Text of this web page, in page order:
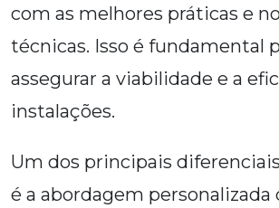
com as melhores práticas e
técnicas. Isso é fundamental
assegurar a viabilidade e a
instalações.
Um dos principais
é a abordagem personalizada